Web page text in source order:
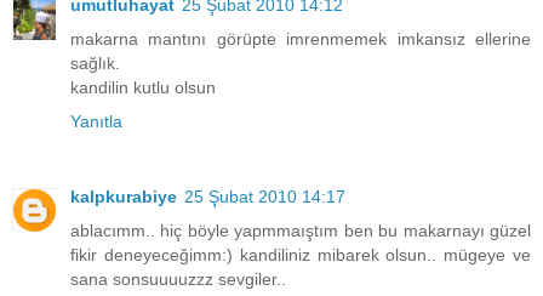
umutluhayat 25 Şubat 2010 14:12
makarna mantını görüpte imrenmemek imkansız ellerine
sağlık.
kandilin kutlu olsun
Yanıtla
kalpkurabiye 25 Şubat 2010 14:17
ablacımm.. hiç böyle yapmmaıştım ben bu makarnayı güzel
fikir deneyeceğimm:) kandiliniz mibarek olsun.. mügeye ve
sana sonsuuuuzzz sevgiler..